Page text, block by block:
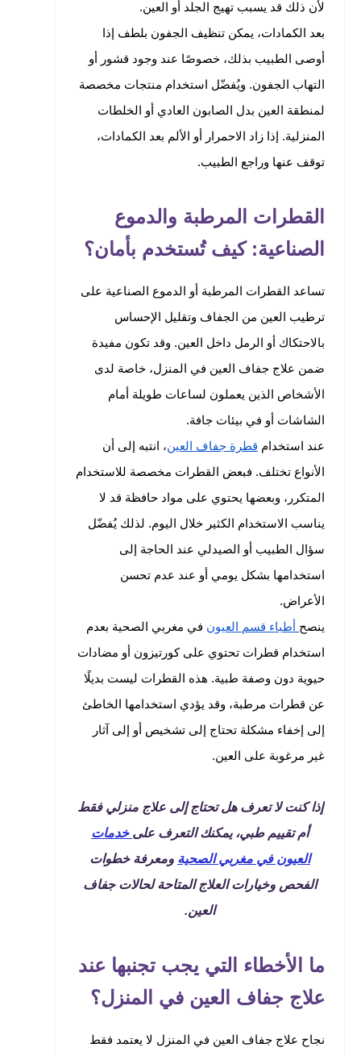
لأن ذلك قد يسبب تهيج الجلد أو العين.
بعد الكمادات، يمكن تنظيف الجفون بلطف إذا
أوصى الطبيب بذلك، خصوصًا عند وجود قشور أو
التهاب الجفون. ويُفضّل استخدام منتجات مخصصة
لمنطقة العين بدل الصابون العادي أو الخلطات
المنزلية. إذا زاد الاحمرار أو الألم بعد الكمادات،
توقف عنها وراجع الطبيب.
القطرات المرطبة والدموع
الصناعية: كيف تُستخدم بأمان؟
تساعد القطرات المرطبة أو الدموع الصناعية على
ترطيب العين من الجفاف وتقليل الإحساس
بالاحتكاك أو الرمل داخل العين. وقد تكون مفيدة
ضمن علاج جفاف العين في المنزل، خاصة لدى
الأشخاص الذين يعملون لساعات طويلة أمام
الشاشات أو في بيئات جافة.
عند استخدام قطرة جفاف العين، انتبه إلى أن
الأنواع تختلف. فبعض القطرات مخصصة للاستخدام
المتكرر، وبعضها يحتوي على مواد حافظة قد لا
يناسب الاستخدام الكثير خلال اليوم. لذلك يُفضّل
سؤال الطبيب أو الصيدلي عند الحاجة إلى
استخدامها بشكل يومي أو عند عدم تحسن
الأعراض.
ينصح
أطباء قسم العيون في مغربي الصحية بعدم
استخدام قطرات تحتوي على كورتيزون أو مضادات
حيوية دون وصفة طبية. هذه القطرات ليست بديلًا
عن قطرات مرطبة، وقد يؤدي استخدامها الخاطئ
إلى إخفاء مشكلة تحتاج إلى تشخيص أو إلى آثار
غير مرغوبة على العين.
إذا كنت لا تعرف هل تحتاج إلى علاج منزلي فقط
أم تقييم طبي، يمكنك التعرف على خدمات
العيون في مغربي الصحية ومعرفة خطوات
الفحص وخيارات العلاج المتاحة لحالات جفاف
العين.
ما الأخطاء التي يجب تجنبها عند
علاج جفاف العين في المنزل؟
نجاح علاج جفاف العين في المنزل لا يعتمد فقط